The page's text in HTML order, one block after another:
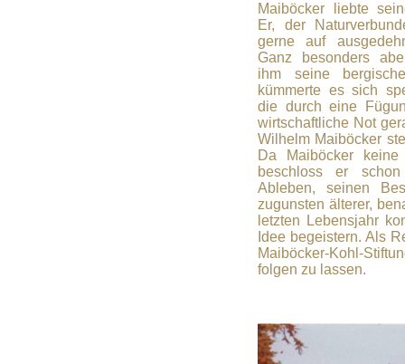
Maiböcker liebte
Er, der
gerne auf
Ganz besonders
ihm seine
kümmerte es sich
die durch eine
wirtschaftliche Not
Wilhelm Maiböcker
Da Maiböcker keine
beschloss er
Ableben, seinen
zugunsten älterer,
letzten Lebensjahr
Idee begeistern. Als
Maiböcker-Kohl-
folgen zu lassen.